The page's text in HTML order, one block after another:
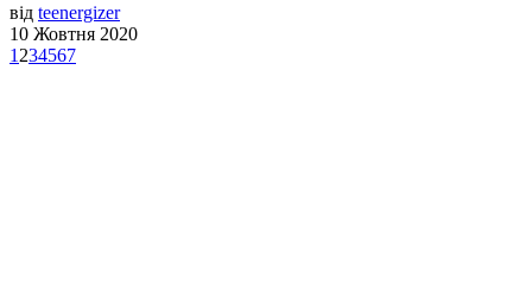
від teenergizer
10 Жовтня 2020
1 234567